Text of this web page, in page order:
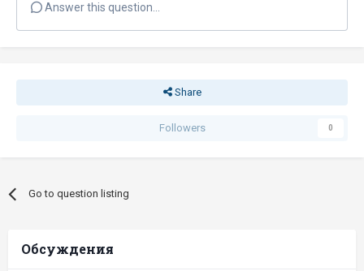
Answer this question...
Share
Followers 0
Go to question listing
Обсуждения